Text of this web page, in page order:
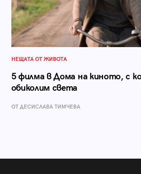
НЕЩАТА ОТ ЖИВОТА
5 филма в Дома на киното, с
обиколим света
ОТ ДЕСИСЛАВА ТИМЧЕВА